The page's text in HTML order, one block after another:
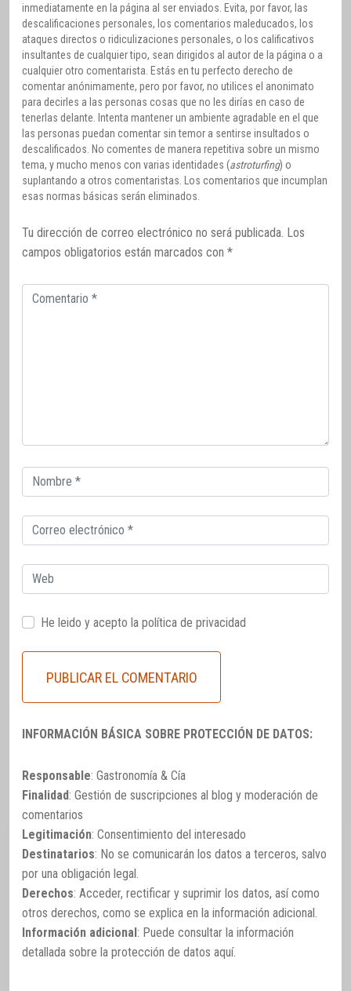
inmediatamente en la página al ser enviados. Evita, por favor, las
descalificaciones personales, los comentarios maleducados, los
ataques directos o ridiculizaciones personales, o los calificativos
insultantes de cualquier tipo, sean dirigidos al autor de la página o a
cualquier otro comentarista. Estás en tu perfecto derecho de
comentar anónimamente, pero por favor, no utilices el anonimato
para decirles a las personas cosas que no les dirías en caso de
tenerlas delante. Intenta mantener un ambiente agradable en el que
las personas puedan comentar sin temor a sentirse insultados o
descalificados. No comentes de manera repetitiva sobre un mismo
tema, y mucho menos con varias identidades (astroturfing) o
suplantando a otros comentaristas. Los comentarios que incumplan
esas normas básicas serán eliminados.
Tu dirección de correo electrónico no será publicada. Los
campos obligatorios están marcados con *
Comentario
Correo
electrónico
Correo
electrónico
Web
He leido y acepto la política de privacidad
INFORMACIÓN BÁSICA SOBRE PROTECCIÓN DE DATOS:
Responsable: Gastronomía & Cía
Finalidad: Gestión de suscripciones al blog y moderación de
comentarios
Legitimación: Consentimiento del interesado
Destinatarios: No se comunicarán los datos a terceros, salvo
por una obligación legal.
Derechos: Acceder, rectificar y suprimir los datos, así como
otros derechos, como se explica en la información adicional.
Información adicional: Puede consultar la información
detallada sobre la protección de datos aquí.